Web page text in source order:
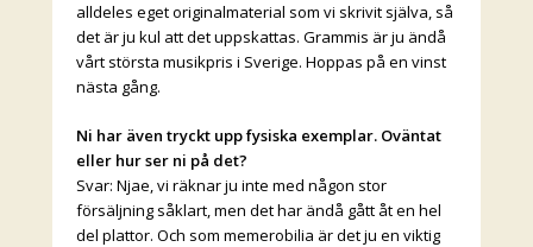
alldeles eget originalmaterial som vi skrivit själva, så
det är ju kul att det uppskattas. Grammis är ju ändå
vårt största musikpris i Sverige. Hoppas på en vinst
nästa gång.
Ni har även tryckt upp fysiska exemplar. Oväntat
eller hur ser ni på det?
Svar: Njae, vi räknar ju inte med någon stor
försäljning såklart, men det har ändå gått åt en hel
del plattor. Och som memerobilia är det ju en viktig